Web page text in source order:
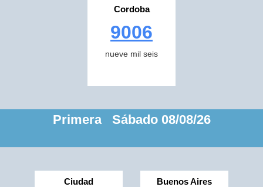
Cordoba
9006
nueve mil seis
Primera Sábado 08/08/26
Ciudad Buenos Aires